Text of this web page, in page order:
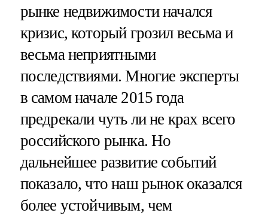
рынке недвижимости начался
кризис, который грозил весьма и
весьма неприятными
последствиями. Многие эксперты
в самом начале 2015 года
предрекали чуть ли не крах всего
российского рынка. Но
дальнейшее развитие событий
показало, что наш рынок оказался
более устойчивым, чем